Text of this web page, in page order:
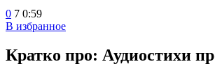
0 7 0:59
В избранное
Кратко про: Аудиостихи